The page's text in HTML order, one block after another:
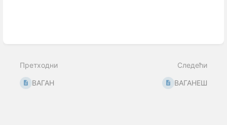
Претходни
ВАГАН
Следећи
ВАГАНЕШ